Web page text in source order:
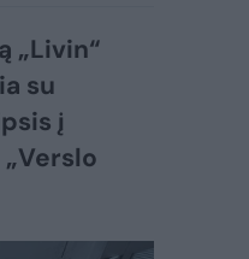
„Livin“
su
į